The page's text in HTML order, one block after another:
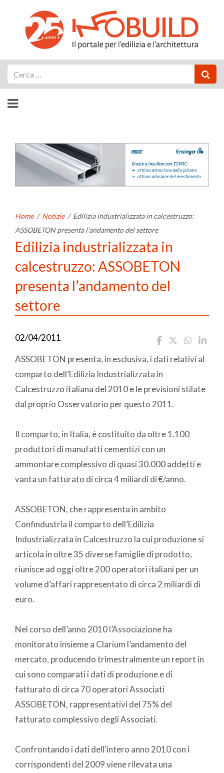
Home / Notizie / Edilizia industrializzata in calcestruzzo:
ASSOBETON presenta l’andamento del settore
Edilizia industrializzata in
calcestruzzo: ASSOBETON
presenta l’andamento del
settore
02/04/2011
ASSOBETON presenta, in esclusiva, i dati relativi al
comparto dell’Edilizia Industrializzata in
Calcestruzzo italiana del 2010 e le previsioni stilate
dal proprio Osservatorio per questo 2011.
Il comparto, in Italia, è costituito da oltre 1.100
produttori di manufatti cementizi con un
ammontare complessivo di quasi 30.000 addetti e
vanta un fatturato di circa 4 miliardi di €/anno.
ASSOBETON, che rappresenta in ambito
Confindustria il comparto dell’Edilizia
Industrializzata in Calcestruzzo la cui produzione si
articola in oltre 35 diverse famiglie di prodotto,
riunisce ad oggi oltre 200 operatori italiani per un
volume d’affari rappresentato di circa 2 miliardi di
euro.
Nel corso dell’anno 2010 l’Associazione ha
monitorato insieme a Clarium l’andamento del
mercato, producendo trimestralmente un report in
cui sono comparati i dati di produzione e di
fatturato di circa 70 operatori Associati
ASSOBETON, rappresentativi del 75% del
fatturato complessivo degli Associati.
Confrontando i dati dell’intero anno 2010 con i
corrispondenti del 2009 viene rilevata una